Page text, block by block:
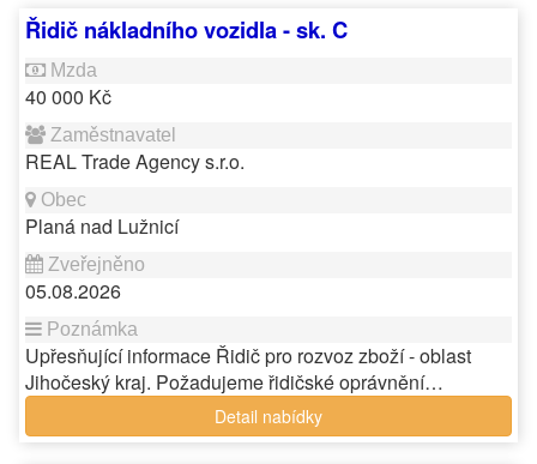
Řidič nákladního vozidla - sk. C
40 000 Kč
REAL Trade Agency s.r.o.
Planá nad Lužnicí
05.08.2026
Upřesňující informace Řidič pro rozvoz zboží - oblast
Jihočeský kraj. Požadujeme řidičské oprávnění…
Detail nabídky